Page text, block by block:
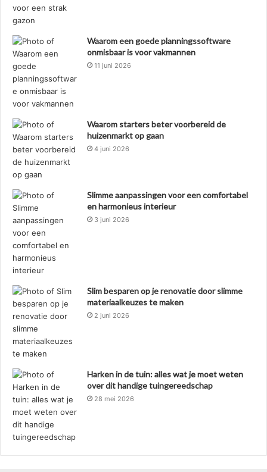
Waarom een goede planningssoftware
onmisbaar is voor vakmannen
11 juni 2026
Waarom starters beter voorbereid de
huizenmarkt op gaan
4 juni 2026
Slimme aanpassingen voor een comfortabel
en harmonieus interieur
3 juni 2026
Slim besparen op je renovatie door slimme
materiaalkeuzes te maken
2 juni 2026
Harken in de tuin: alles wat je moet weten
over dit handige tuingereedschap
28 mei 2026